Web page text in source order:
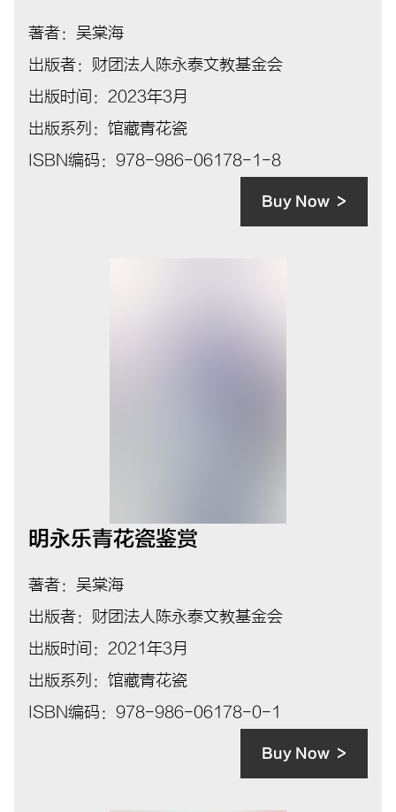
著者：吴棠海
出版者：财团法人陈永泰文教基金会
出版时间：2023年3月
出版系列：馆藏青花瓷
ISBN编码：978-986-06178-1-8
Buy Now
明永乐青花瓷鉴赏
著者：吴棠海
出版者：财团法人陈永泰文教基金会
出版时间：2021年3月
出版系列：馆藏青花瓷
ISBN编码：978-986-06178-0-1
Buy Now